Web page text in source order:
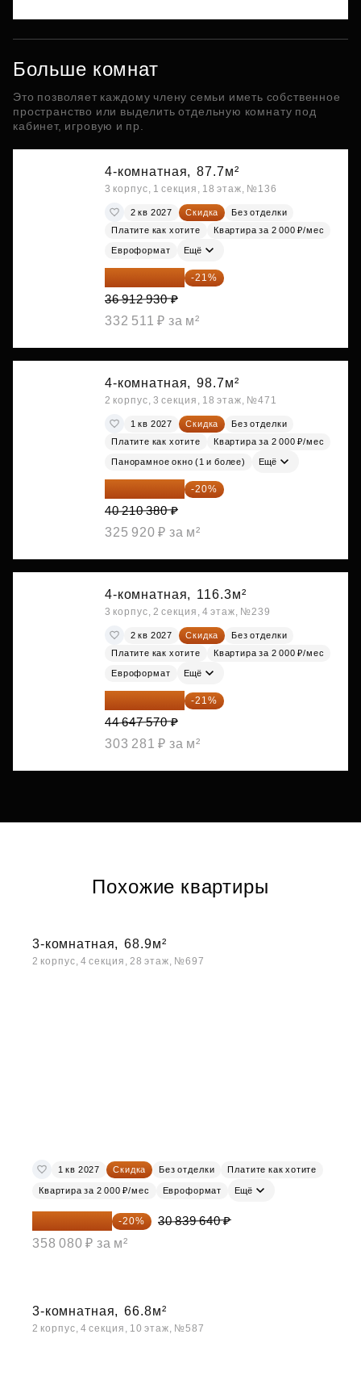
Больше комнат
Это позволяет каждому члену семьи иметь собственное
пространство или выделить отдельную комнату под
кабинет, игровую и пр.
4-комнатная, 87.7м²
3 корпус, 1 секция, 18 этаж, №136
2 кв 2027 Скидка
Без отделки
Платите как хотите
Квартира за 2 000 ₽/мес
Евроформат Ещё
29 161 215 ₽ -21%
36 912 930 ₽
332 511 ₽ за м²
4-комнатная, 98.7м²
2 корпус, 3 секция, 18 этаж, №471
1 кв 2027 Скидка
Без отделки
Платите как хотите
Квартира за 2 000 ₽/мес
Панорамное окно (1 и более) Ещё
32 168 304 ₽ -20%
40 210 380 ₽
325 920 ₽ за м²
4-комнатная, 116.3м²
3 корпус, 2 секция, 4 этаж, №239
2 кв 2027 Скидка
Без отделки
Платите как хотите
Квартира за 2 000 ₽/мес
Евроформат Ещё
35 271 580 ₽ -21%
44 647 570 ₽
303 281 ₽ за м²
Похожие квартиры
3-комнатная, 68.9м²
2 корпус, 4 секция, 28 этаж, №697
1 кв 2027 Скидка Без отделки Платите как хотите
Квартира за 2 000 ₽/мес Евроформат Ещё
24 671 712 ₽ -20%
30 839 640 ₽
358 080 ₽ за м²
3-комнатная, 66.8м²
2 корпус, 4 секция, 10 этаж, №587